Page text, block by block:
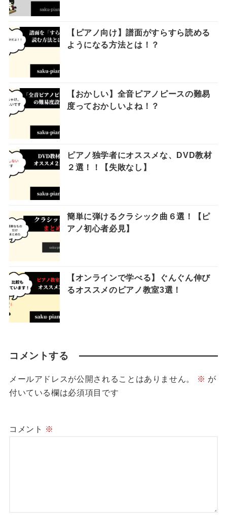
【ピアノ向け】譜面がすらすら読める
ようになる方法とは！？
【おかしい】全音ピアノピースの難易
度っておかしいよね！？
ピアノ独学者にオススメな、DVD教材
２選！！【失敗なし】
簡単に弾けるクラシック曲６選！【ピ
アノ初心者必見】
【オンラインで学べる】ぐんぐん伸び
るオススメのピアノ教室3選！
コメントする
メールアドレスが公開されることはありません。 ※ が
付いている欄は必須項目です
コメント ※